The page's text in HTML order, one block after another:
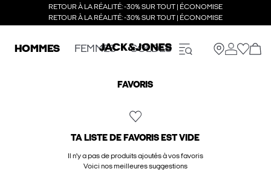
RETOUR À LA RÉALITÉ: -30% SUR TOUT | ÉCONOMISE
RETOUR À LA RÉALITÉ: -30% SUR TOUT | ÉCONOMISE
HOMMES FEMMES SOLDES
FAVORIS
TA LISTE DE FAVORIS EST VIDE
Il n'y a pas de produits ajoutés à vos favoris
Voici nos meilleures suggestions